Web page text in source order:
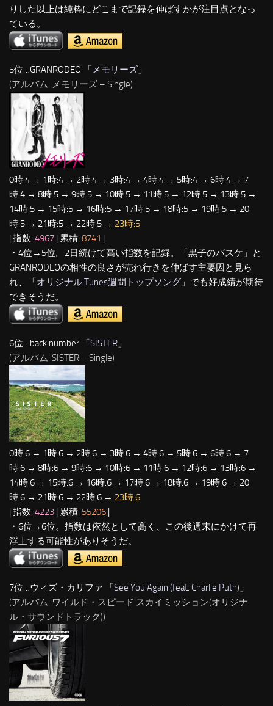
りした以上は純粋にどこまで記録を伸ばすかが注目点となっ
ている。
5位…GRANRODEO 「 メモリーズ 」
(アルバム: メモリーズ – Single)
0時:4 → 1時:4 → 2時:4 → 3時:4 → 4時:4 → 5時:4 → 6時:4 → 7
時:4 → 8時:5 → 9時:5 → 10時:5 → 11時:5 → 12時:5 → 13時:5 →
14時:5 → 15時:5 → 16時:5 → 17時:5 → 18時:5 → 19時:5 → 20
時:5 → 21時:5 → 22時:5 → 23時:5
| 指数: 4967 | 累積: 8741
・4位→5位。2日続けて高い指数を記録。「黒子のバスケ」と
GRANRODEOの相性の良さが売れ行きを伸ばす主要因と見ら
れ、「 オリジナルiTunes週間トップソング 」でも好成績が期待
できそうだ。
6位…back number 「 SISTER 」
(アルバム: SISTER – Single)
0時:6 → 1時:6 → 2時:6 → 3時:6 → 4時:6 → 5時:6 → 6時:6 → 7
時:6 → 8時:6 → 9時:6 → 10時:6 → 11時:6 → 12時:6 → 13時:6 →
14時:6 → 15時:6 → 16時:6 → 17時:6 → 18時:6 → 19時:6 → 20
時:6 → 21時:6 → 22時:6 → 23時:6
| 指数: 4223 | 累積: 55206
・6位→6位。指数は依然として高く、この後週末にかけて再
浮上する可能性がありそうだ。
7位…ウィズ・カリファ 「See You Again (feat. Charlie Puth) 」
(アルバム: ワイルド・スピード スカイミッション(オリジナ
ル・サウンドトラック))